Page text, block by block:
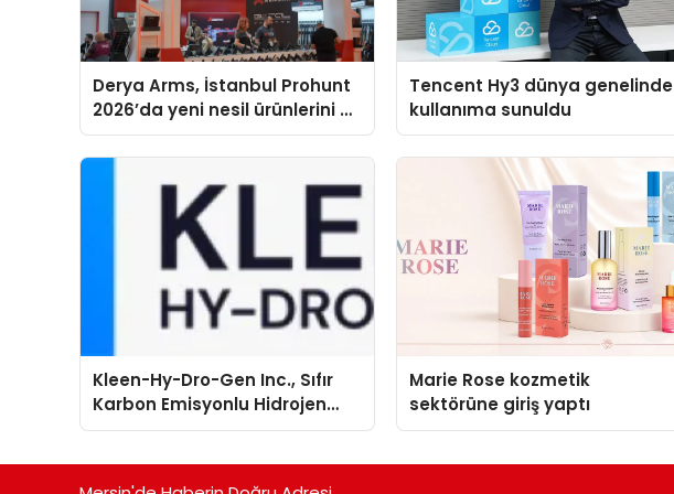
Derya Arms, İstanbul Prohunt
2026’da yeni nesil ürünlerini ve
global marka vizyonunu
sergiledi
Tencent Hy3 dünya genelinde
kullanıma sunuldu
Kleen-Hy-Dro-Gen Inc., Sıfır
Karbon Emisyonlu Hidrojen
Isıtma Teknolojisinde ISO ve
Marie Rose kozmetik
sektörüne giriş yaptı